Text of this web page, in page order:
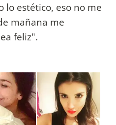
lo estético, eso no me
mañana me
feliz".